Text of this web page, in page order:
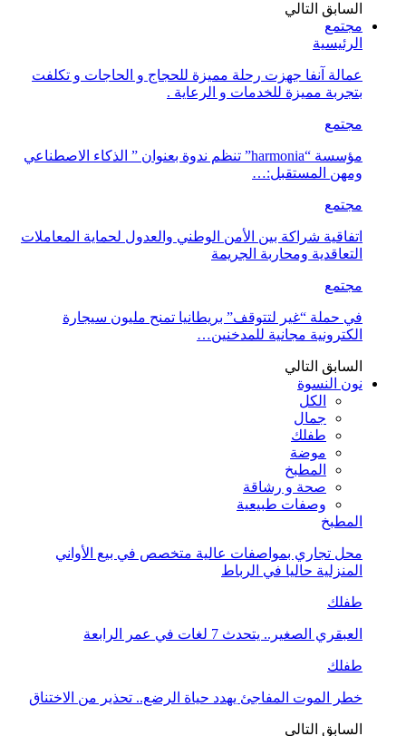
السابقالتالي
مجتمع
الرئيسية
عمالة آنفا جهزت رحلة مميزة للحجاج و الحاجات و تكلفت
بتجربة مميزة للخدمات و الرعاية .
مجتمع
مؤسسة “harmonia” تنظم ندوة بعنوان ” الذكاء الاصطناعي
ومهن المستقبل:…
مجتمع
اتفاقية شراكة بين الأمن الوطني والعدول لحماية المعاملات
التعاقدية ومحاربة الجريمة
مجتمع
في حملة “غير لتتوقف” بريطانيا تمنح مليون سيجارة
الكترونية مجانية للمدخنين…
السابقالتالي
نون النسوة
الكل
جمال
طفلك
موضة
المطبخ
صحة و رشاقة
وصفات طبيعية
المطبخ
محل تجاري بمواصفات عالية متخصص في بيع الأواني
المنزلية حاليا في الرباط
طفلك
العبقري الصغير.. يتحدث 7 لغات في عمر الرابعة
طفلك
خطر الموت المفاجئ يهدد حياة الرضع.. تحذير من الاختناق
السابقالتالي